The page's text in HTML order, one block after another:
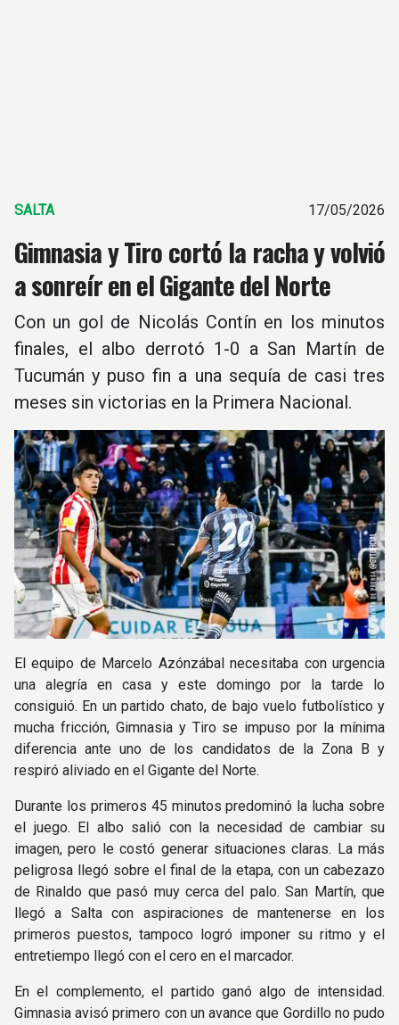
SALTA 17/05/2026
Gimnasia y Tiro cortó la racha y volvió
a sonreír en el Gigante del Norte
Con un gol de Nicolás Contín en los minutos
finales, el albo derrotó 1-0 a San Martín de
Tucumán y puso fin a una sequía de casi tres
meses sin victorias en la Primera Nacional.
El equipo de Marcelo Azónzábal necesitaba con urgencia
una alegría en casa y este domingo por la tarde lo
consiguió. En un partido chato, de bajo vuelo futbolístico y
mucha fricción, Gimnasia y Tiro se impuso por la mínima
diferencia ante uno de los candidatos de la Zona B y
respiró aliviado en el Gigante del Norte.
Durante los primeros 45 minutos predominó la lucha sobre
el juego. El albo salió con la necesidad de cambiar su
imagen, pero le costó generar situaciones claras. La más
peligrosa llegó sobre el final de la etapa, con un cabezazo
de Rinaldo que pasó muy cerca del palo. San Martín, que
llegó a Salta con aspiraciones de mantenerse en los
primeros puestos, tampoco logró imponer su ritmo y el
entretiempo llegó con el cero en el marcador.
En el complemento, el partido ganó algo de intensidad.
Gimnasia avisó primero con un avance que Gordillo no pudo